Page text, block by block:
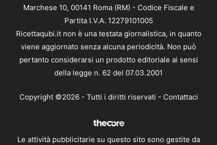
Marchese 10, 00141 Roma (RM) - Codice Fiscale e
Partita I.V.A. 12279101005
Ricettaqubi.it non è una testata giornalistica, in quanto
viene aggiornato senza alcuna periodicità. Non può
pertanto considerarsi un prodotto editoriale ai sensi
della legge n. 62 del 07.03.2001
Copyright ©2026 - Tutti i diritti riservati - Contattaci
Le attività pubblicitarie su questo sito sono gestite da